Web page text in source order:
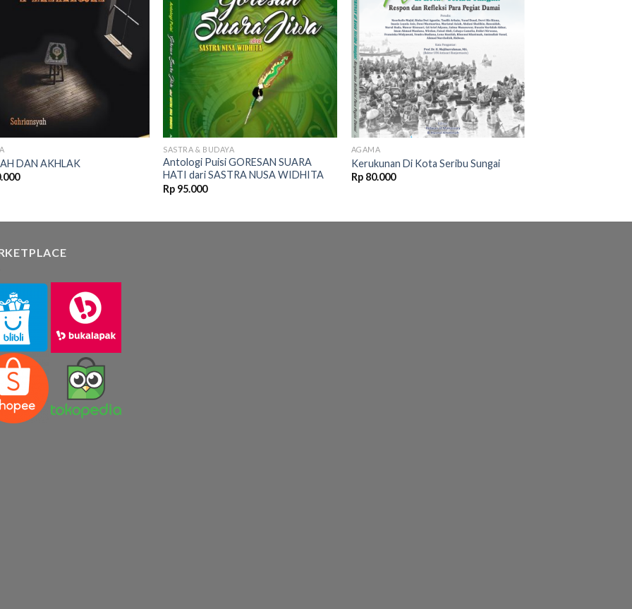
Add to
wishlist
DAN AKHLAK
Add to
wishlist
SASTRA & BUDAYA
Antologi Puisi GORESAN SUARA
HATI dari SASTRA NUSA WIDHITA
Rp 95.000
Add to
wishlist
AGAMA
Kerukunan Di Kota Seribu Sungai
Rp80.000